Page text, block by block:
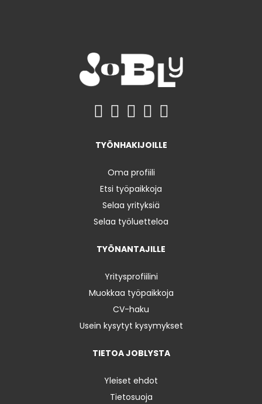
TYÖNHAKIJOILLE
Oma profiili
Etsi työpaikkoja
Selaa yrityksiä
Selaa työluetteloa
TYÖNANTAJILLE
Yritysprofiilini
Muokkaa työpaikkoja
CV-haku
Usein kysytyt kysymykset
TIETOA JOBLYSTA
Yleiset ehdot
Tietosuoja